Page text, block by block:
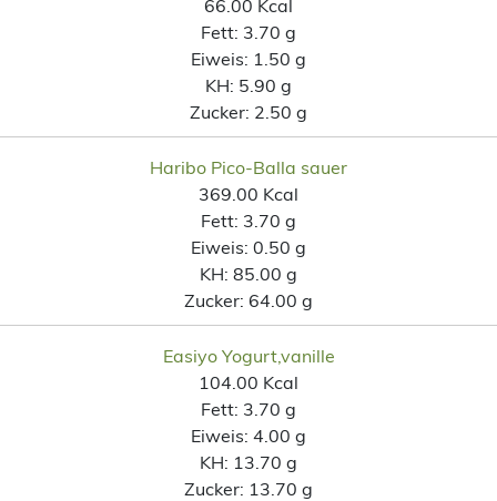
66.00 Kcal
Fett: 3.70 g
Eiweis: 1.50 g
KH: 5.90 g
Zucker: 2.50 g
Haribo Pico-Balla sauer
369.00 Kcal
Fett: 3.70 g
Eiweis: 0.50 g
KH: 85.00 g
Zucker: 64.00 g
Easiyo Yogurt,vanille
104.00 Kcal
Fett: 3.70 g
Eiweis: 4.00 g
KH: 13.70 g
Zucker: 13.70 g